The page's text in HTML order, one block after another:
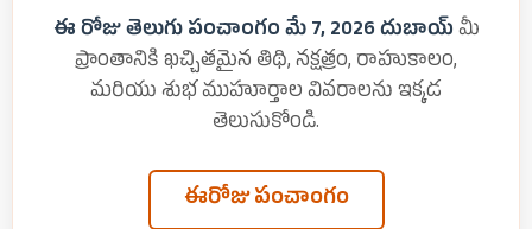
ఈ రోజు తెలుగు పంచాంగం మే 7, 2026 దుబాయ్ మీ
ప్రాంతానికి ఖచ్చితమైన తిథి, నక్షత్రం, రాహుకాలం,
మరియు శుభ ముహూర్తాల వివరాలను ఇక్కడ
తెలుసుకోండి.
ఈరోజు పంచాంగం